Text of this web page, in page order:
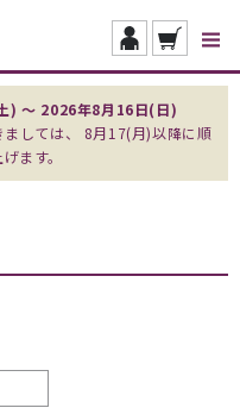
) ～ 2026年8月16日(日)
しては、 8月17(月)以降に順
ます。